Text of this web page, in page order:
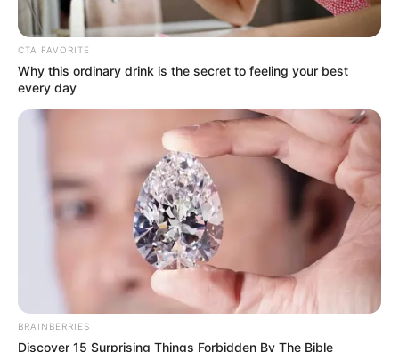
CTA FAVORITE
Why this ordinary drink is the secret to feeling your best
every day
BRAINBERRIES
Discover 15 Surprising Things Forbidden By The Bible